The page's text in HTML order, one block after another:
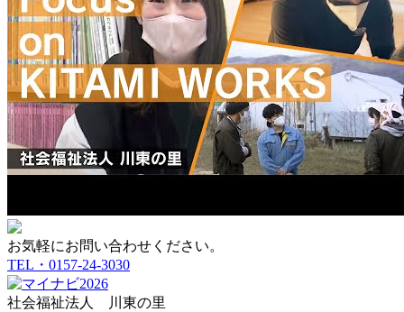
お気軽にお問い合わせください。
TEL・0157-24-3030
社会福祉法人
川東の里